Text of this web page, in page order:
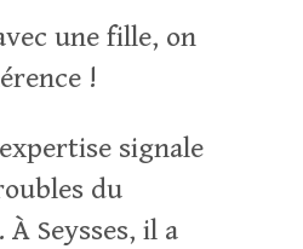
une fille, on
!
signale
du
Seysses, il a